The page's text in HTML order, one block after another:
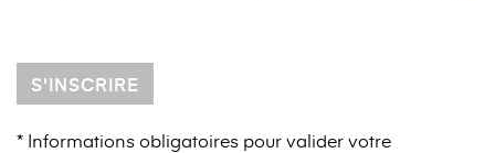
S'INSCRIRE
* Informations obligatoires pour valider votre